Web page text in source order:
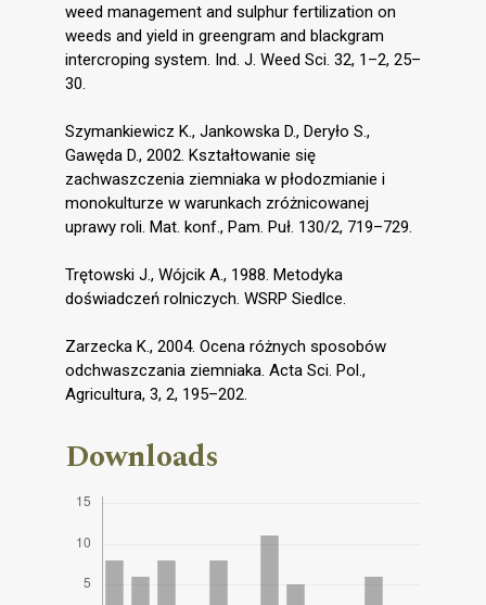
weed management and sulphur fertilization on
weeds and yield in greengram and blackgram
intercroping system. Ind. J. Weed Sci. 32, 1–2, 25–
30.
Szymankiewicz K., Jankowska D., Deryło S.,
Gawęda D., 2002. Kształtowanie się
zachwaszczenia ziemniaka w płodozmianie i
monokulturze w warunkach zróżnicowanej
uprawy roli. Mat. konf., Pam. Puł. 130/2, 719–729.
Trętowski J., Wójcik A., 1988. Metodyka
doświadczeń rolniczych. WSRP Siedlce.
Zarzecka K., 2004. Ocena różnych sposobów
odchwaszczania ziemniaka. Acta Sci. Pol.,
Agricultura, 3, 2, 195–202.
Downloads